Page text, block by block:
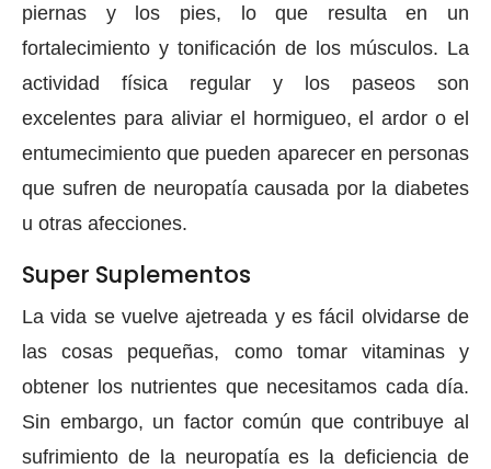
piernas y los pies, lo que resulta en un
fortalecimiento y tonificación de los músculos. La
actividad física regular y los paseos son
excelentes para aliviar el hormigueo, el ardor o el
entumecimiento que pueden aparecer en personas
que sufren de neuropatía causada por la diabetes
u otras afecciones.
Super Suplementos
La vida se vuelve ajetreada y es fácil olvidarse de
las cosas pequeñas, como tomar vitaminas y
obtener los nutrientes que necesitamos cada día.
Sin embargo, un factor común que contribuye al
sufrimiento de la neuropatía es la deficiencia de